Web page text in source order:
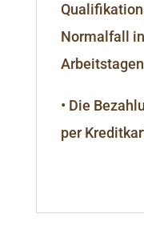
Normalfall
• Die
per